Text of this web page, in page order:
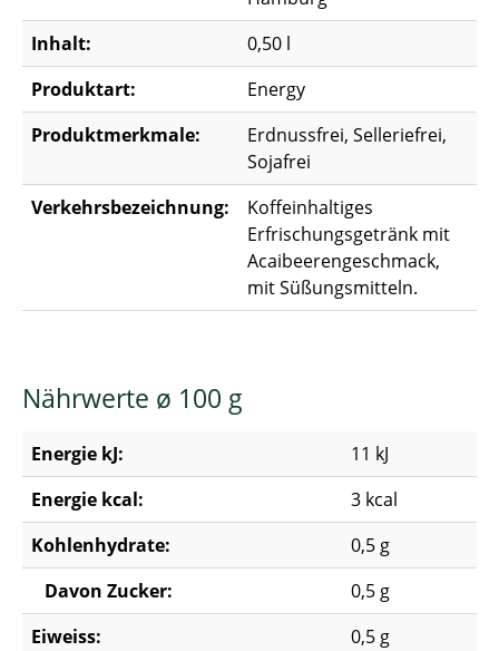
Inhalt:
0,50 l
Produktart:
Energy
Produktmerkmale:
Erdnussfrei, Selleriefrei,
Sojafrei
Verkehrsbezeichnung:
Koffeinhaltiges
Erfrischungsgetränk mit
Acaibeerengeschmack,
mit Süßungsmitteln.
Nährwerte ø 100 g
Energie kJ:
11 kJ
Energie kcal:
3 kcal
Kohlenhydrate:
0,5 g
Davon Zucker:
0,5 g
Eiweiss:
0,5 g